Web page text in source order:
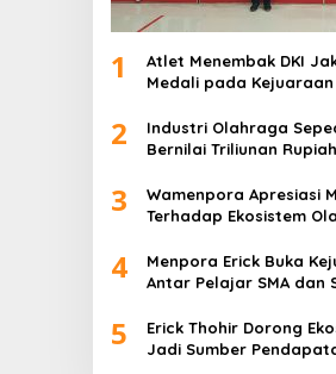
1
Atlet Menembak DKI
Medali pada
2
Industri Olahraga
Bernilai Triliunan Rupiah
3
Wamenpora Apresiasi
Terhadap Ekosistem
4
Menpora Erick Buka
Antar Pelajar SMA dan
5
Erick Thohir Dorong
Jadi Sumber